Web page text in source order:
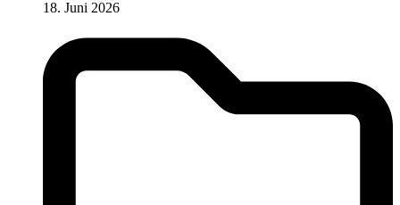
18. Juni 2026